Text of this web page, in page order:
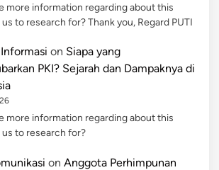
more information regarding about this
to research for? Thank you, Regard PUTI
on Siapa yang
PKI? Sejarah dan Dampaknya di
more information regarding about this
to research for?
on Anggota Perhimpunan